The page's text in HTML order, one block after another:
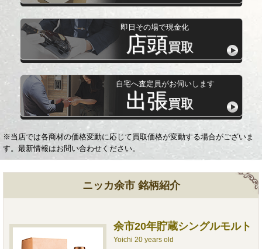
即日その場で現金化
店頭買取
自宅へ査定員がお伺いします
出張買取
※当店では各商材の価格変動に応じて買取価格が変動する場合がございま
す。最新情報はお問い合わせください。
ニッカ余市 銘柄紹介
余市20年貯蔵シングルモルト
Yoichi 20 years old